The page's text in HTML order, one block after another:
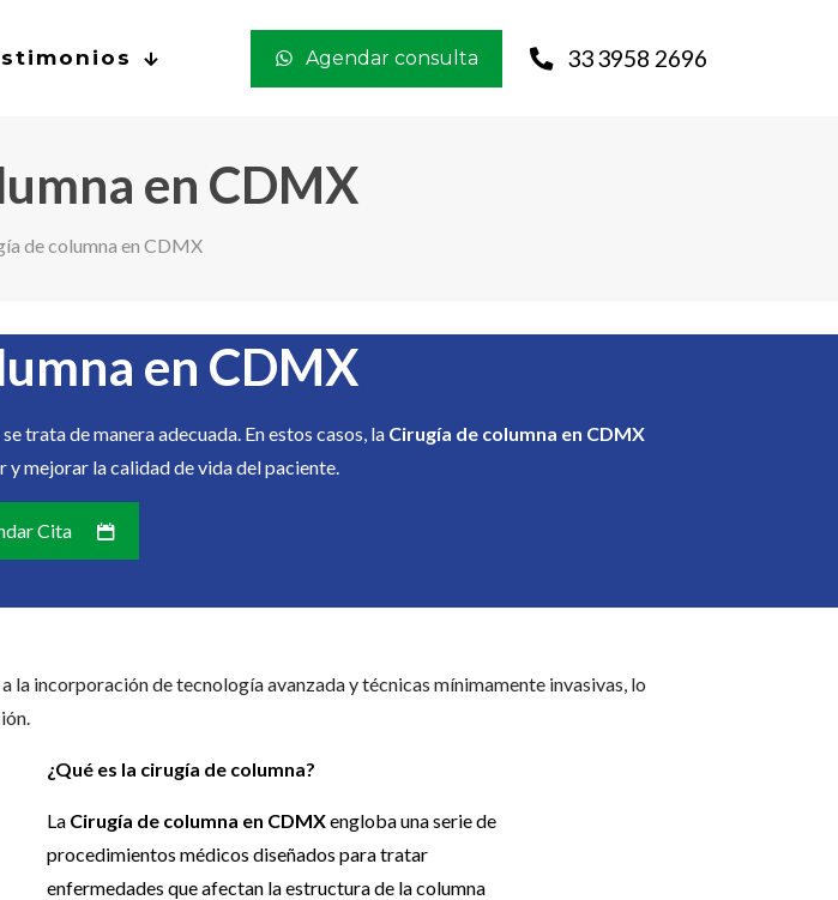
Agendar consulta 33 3958 2696
en CDMX
de columna en CDMX
en CDMX
trata de manera adecuada. En estos casos, la Cirugía de columna en CDMX
mejorar la calidad de vida del paciente.
Cita
la incorporación de tecnología avanzada y técnicas mínimamente invasivas, lo
¿Qué es la cirugía de columna?
La Cirugía de columna en CDMXengloba una serie de
procedimientos médicos diseñados para tratar
enfermedades que afectan la estructura de la columna